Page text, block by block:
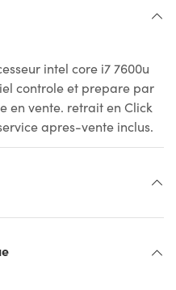
intel core i7 7600u
controle et prepare par
en vente. retrait en Click
apres-vente inclus.